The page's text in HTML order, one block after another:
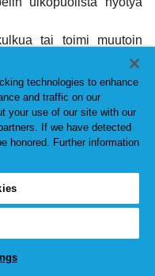
tai toimi muutoin
vaikuttaa
kykyyn kilpailla
pelejämme tai
kanssakäymiseen
liittyvien
määräyksiä
joka rikkoo voimassa
toteuttamiseen tai
avustamiseen
technologies to enhance
and traffic on our
your use of our site with our
If we have detected
honored. Further information